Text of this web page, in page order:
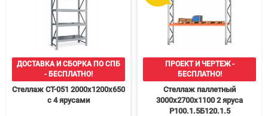
ДОСТАВКА И СБОРКА ПО СПБ
- БЕСПЛАТНО!
Стеллаж СТ-051 2000х1200х650
с 4 ярусами
ПРОЕКТ И ЧЕРТЕЖ -
БЕСПЛАТНО!
Стеллаж паллетный
3000х2700х1100 2 яруса
Р100.1.5Б120.1.5